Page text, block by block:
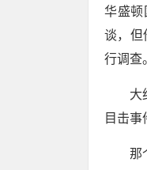
华盛顿
谈，但
行调查
大
目击事
那